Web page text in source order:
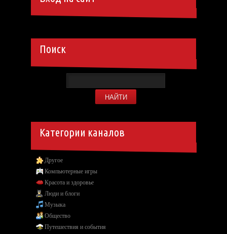
Поиск
Категории каналов
Другое
Компьютерные игры
Красота и здоровье
Люди и блоги
Музыка
Общество
Путешествия и события